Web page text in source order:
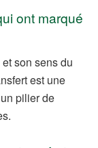
ont marqué
son sens du
est une
pilier de